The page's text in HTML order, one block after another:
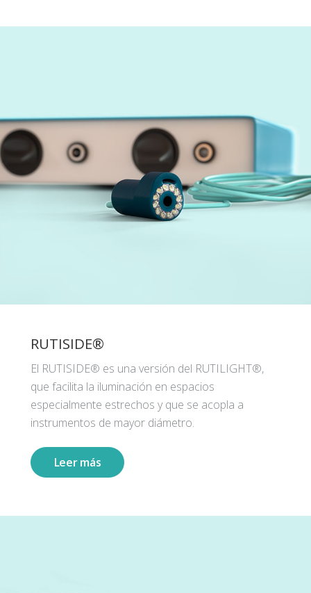
RUTISIDE®
El RUTISIDE® es una versión del RUTILIGHT®,
que facilita la iluminación en espacios
especialmente estrechos y que se acopla a
instrumentos de mayor diámetro.
Leer más